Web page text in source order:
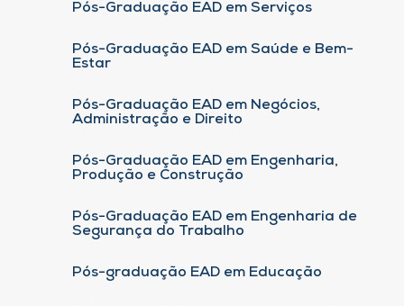
Pós-Graduação EAD em Serviços
Pós-Graduação EAD em Saúde e Bem-
Estar
Pós-Graduação EAD em Negócios,
Administração e Direito
Pós-Graduação EAD em Engenharia,
Produção e Construção
Pós-Graduação EAD em Engenharia de
Segurança do Trabalho
Pós-graduação EAD em Educação